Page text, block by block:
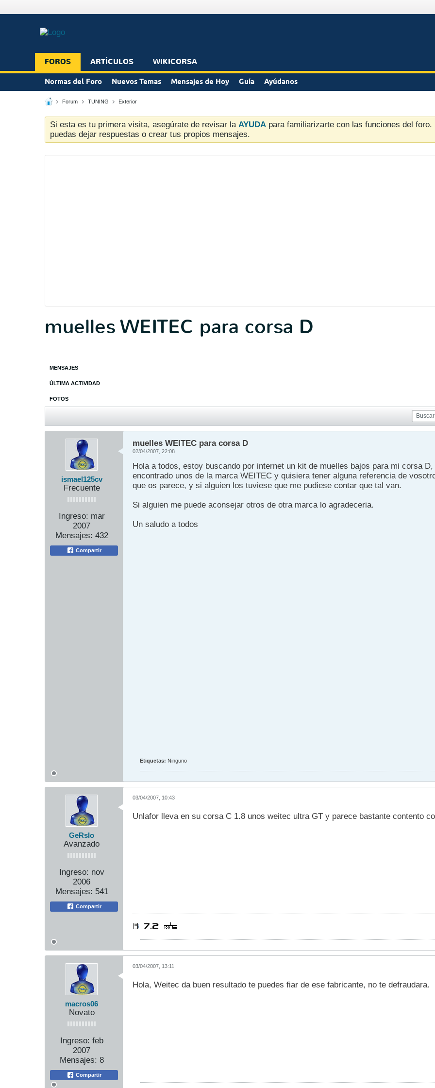
FOROS ARTÍCULOS WIKICORSA
Normas del Foro Nuevos Temas Mensajes de Hoy Guía Ayúdanos
Forum TUNING Exterior
Si esta es tu primera visita, asegúrate de revisar la AYUDA para familiarizarte con las funciones del
puedas dejar respuestas o crear tus propios mensajes.
muelles WEITEC para corsa D
MENSAJES
ÚLTIMA ACTIVIDAD
FOTOS
ismael125cv
Frecuente
Ingreso: mar
2007
Mensajes: 432
Compartir
muelles WEITEC para corsa D
02/04/2007, 22:08
Hola a todos, estoy buscando por internet un kit de muelles bajos para mi corsa
encontrado unos de la marca WEITEC y quisiera tener alguna referencia de
que os parece, y si alguien los tuviese que me pudiese contar que tal van.
Si alguien me puede aconsejar otros de otra marca lo agradeceria.
Un saludo a todos
Etiquetas: Ninguno
GeRsIo
Avanzado
Ingreso: nov
2006
Mensajes: 541
Compartir
03/04/2007, 10:43
Unlafor lleva en su corsa C 1.8 unos weitec ultra GT y parece bastante contento
macros06
Novato
Ingreso: feb
2007
Mensajes: 8
Compartir
03/04/2007, 13:11
Hola, Weitec da buen resultado te puedes fiar de ese fabricante, no te defraudara.